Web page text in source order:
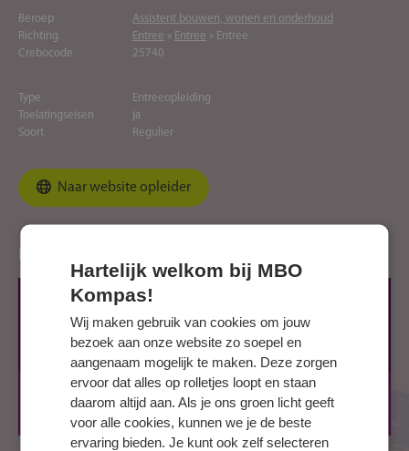
Beroep
Assistent bouwen, wonen en onderhoud
Richting
Entree » Entree » Entree
Crebocode
25740
Type
Entreeopleiding
Toelatingseisen
ja
Soort
Regulier
Naar website opleider
Locaties
DIEMEN, Volmerstraat
Volmerstraat 22
1112 AZ DIEMEN
BOL
1 jaar
Hartelijk welkom bij MBO
Kompas!
Wij maken gebruik van cookies om jouw
bezoek aan onze website zo soepel en
aangenaam mogelijk te maken. Deze zorgen
ervoor dat alles op rolletjes loopt en staan
daarom altijd aan. Als je ons groen licht geeft
voor alle cookies, kunnen we je de beste
ervaring bieden. Je kunt ook zelf selecteren